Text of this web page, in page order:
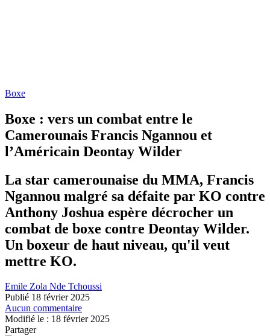
Boxe
Boxe : vers un combat entre le
Camerounais Francis Ngannou et
l’Américain Deontay Wilder
La star camerounaise du MMA, Francis
Ngannou malgré sa défaite par KO contre
Anthony Joshua espère décrocher un
combat de boxe contre Deontay Wilder.
Un boxeur de haut niveau, qu'il veut
mettre KO.
Emile Zola Nde Tchoussi
Publié 18 février 2025
Aucun commentaire
Modifié le : 18 février 2025
Partager